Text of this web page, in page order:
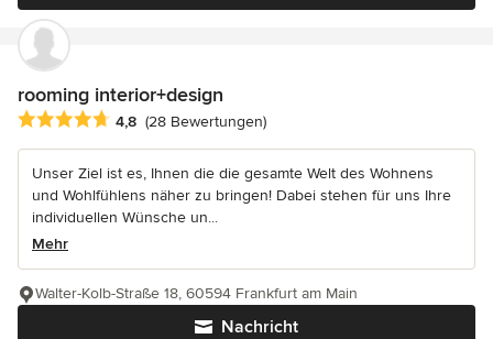
rooming interior+design
Durchschnittliche Bewertung: 4.8 von 5 Sternen
4,8 (28 Bewertungen)
Unser Ziel ist es, Ihnen die die gesamte Welt des Wohnens
und Wohlfühlens näher zu bringen! Dabei stehen für uns Ihre
individuellen Wünsche un...
Mehr
Nachricht
Walter-Kolb-Straße 18, 60594 Frankfurt am Main